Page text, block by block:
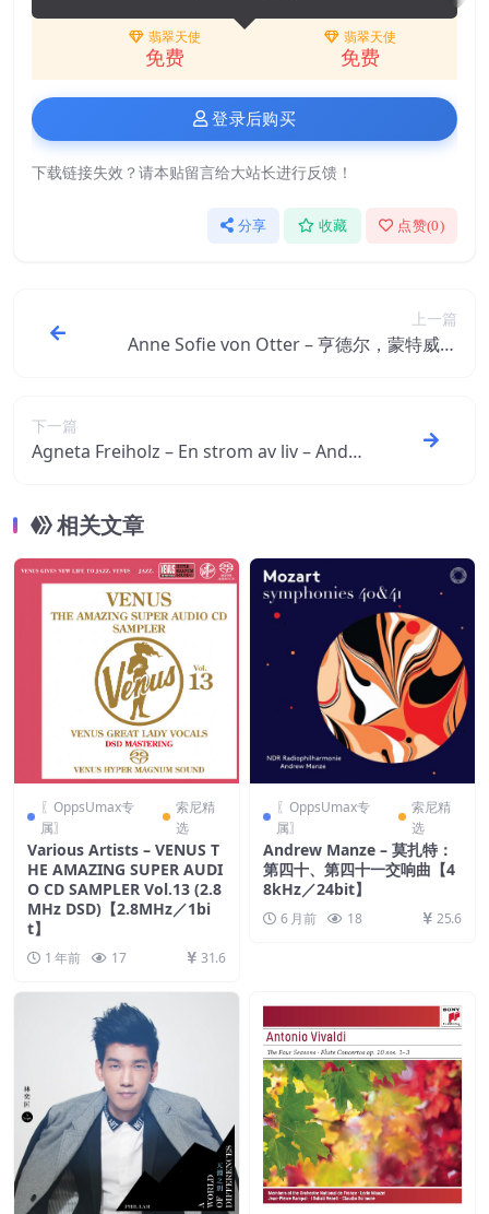
翡翠天使
免费
翡翠天使
免费
登录后购买
下载链接失效？请本贴留言给大站长进行反馈！
分享 收藏 点赞(0)
上一篇
Anne Sofie von Otter – 亨德尔，蒙特威尔
下一篇
Agneta Freiholz – En strom av liv – Ander
相关文章
〖OppsUmax专
属〗
索尼精
选
Various Artists – VENUS T
HE AMAZING SUPER AUDI
O CD SAMPLER Vol.13 (2.8
MHz DSD)【2.8MHz／1bi
t】
1 年前 17 31.6
〖OppsUmax专
属〗
索尼精
选
Andrew Manze – 莫扎特：
第四十、第四十一交响曲【4
8kHz／24bit】
6 月前 18 25.6